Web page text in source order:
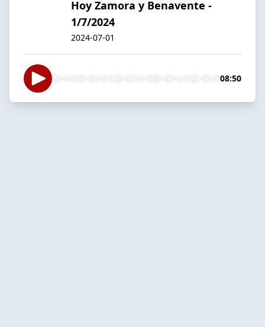
Hoy Zamora y Benavente -
1/7/2024
2024-07-01
08:50